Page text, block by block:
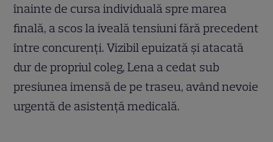
înainte de cursa individuală spre marea
finală, a scos la iveală tensiuni fără precedent
între concurenți. Vizibil epuizată și atacată
dur de propriul coleg, Lena a cedat sub
presiunea imensă de pe traseu, având nevoie
urgentă de asistență medicală.